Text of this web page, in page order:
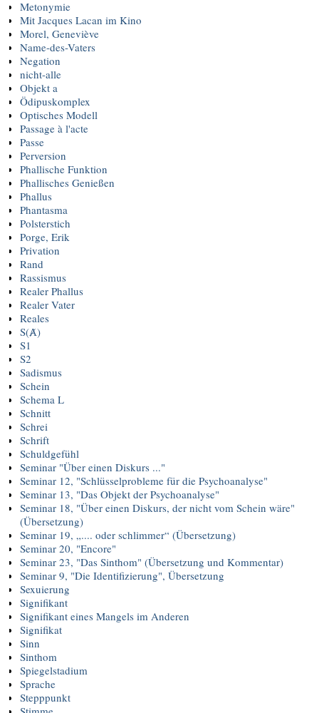
Metonymie
Mit Jacques Lacan im Kino
Morel, Geneviève
Name-des-Vaters
Negation
nicht-alle
Objekt a
Ödipuskomplex
Optisches Modell
Passage à l'acte
Passe
Perversion
Phallische Funktion
Phallisches Genießen
Phallus
Phantasma
Polsterstich
Porge, Erik
Privation
Rand
Rassismus
Realer Phallus
Realer Vater
Reales
S(Ⱥ)
S1
S2
Sadismus
Schein
Schema L
Schnitt
Schrei
Schrift
Schuldgefühl
Seminar "Über einen Diskurs ..."
Seminar 12, "Schlüsselprobleme für die Psychoanalyse"
Seminar 13, "Das Objekt der Psychoanalyse"
Seminar 18, "Über einen Diskurs, der nicht vom Schein wäre"
(Übersetzung)
Seminar 19, „.... oder schlimmer“ (Übersetzung)
Seminar 20, "Encore"
Seminar 23, "Das Sinthom" (Übersetzung und Kommentar)
Seminar 9, "Die Identifizierung", Übersetzung
Sexuierung
Signifikant
Signifikant eines Mangels im Anderen
Signifikat
Sinn
Sinthom
Spiegelstadium
Sprache
Stepppunkt